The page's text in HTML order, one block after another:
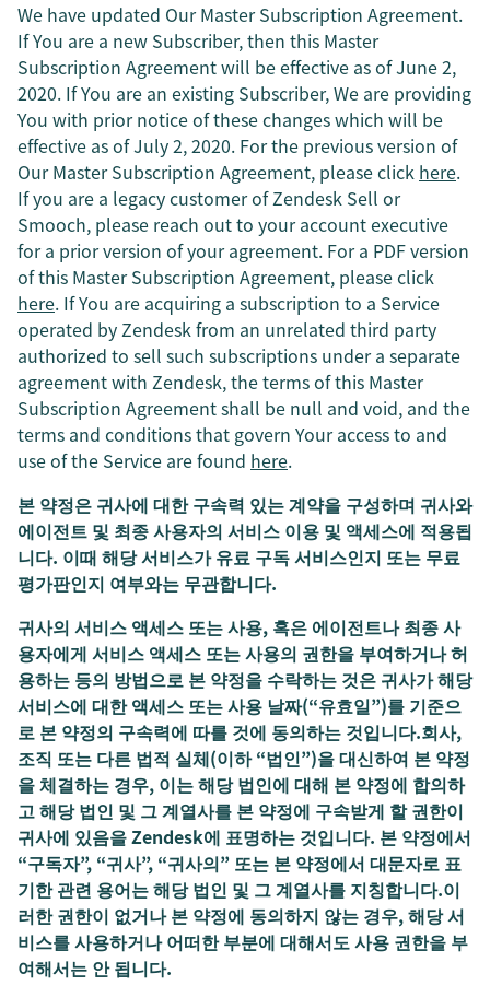
We have updated Our Master Subscription Agreement.
If You are a new Subscriber, then this Master
Subscription Agreement will be effective as of June 2,
2020. If You are an existing Subscriber, We are providing
You with prior notice of these changes which will be
effective as of July 2, 2020. For the previous version of
Our Master Subscription Agreement, please click here.
If you are a legacy customer of Zendesk Sell or
Smooch, please reach out to your account executive
for a prior version of your agreement. For a PDF version
of this Master Subscription Agreement, please click
here. If You are acquiring a subscription to a Service
operated by Zendesk from an unrelated third party
authorized to sell such subscriptions under a separate
agreement with Zendesk, the terms of this Master
Subscription Agreement shall be null and void, and the
terms and conditions that govern Your access to and
use of the Service are found here.
본 약정은 귀사에 대한 구속력 있는 계약을 구성하며 귀사와
에이전트 및 최종 사용자의 서비스 이용 및 액세스에 적용됩
니다. 이때 해당 서비스가 유료 구독 서비스인지 또는 무료
평가판인지 여부와는 무관합니다.
귀사의 서비스 액세스 또는 사용, 혹은 에이전트나 최종 사
용자에게 서비스 액세스 또는 사용의 권한을 부여하거나 허
용하는 등의 방법으로 본 약정을 수락하는 것은 귀사가 해당
서비스에 대한 액세스 또는 사용 날짜(“유효일”)를 기준으
로 본 약정의 구속력에 따를 것에 동의하는 것입니다.회사,
조직 또는 다른 법적 실체(이하 “법인”)을 대신하여 본 약정
을 체결하는 경우, 이는 해당 법인에 대해 본 약정에 합의하
고 해당 법인 및 그 계열사를 본 약정에 구속받게 할 권한이
귀사에 있음을 Zendesk에 표명하는 것입니다. 본 약정에서
“구독자”, “귀사”, “귀사의” 또는 본 약정에서 대문자로 표
기한 관련 용어는 해당 법인 및 그 계열사를 지칭합니다.이
러한 권한이 없거나 본 약정에 동의하지 않는 경우, 해당 서
비스를 사용하거나 어떠한 부분에 대해서도 사용 권한을 부
여해서는 안 됩니다.